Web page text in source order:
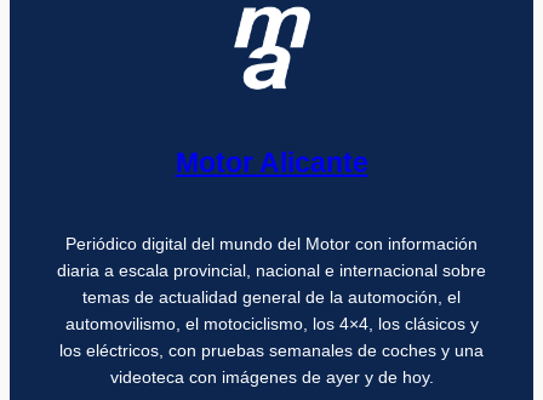
Motor Alicante
Periódico digital del mundo del Motor con información
diaria a escala provincial, nacional e internacional sobre
temas de actualidad general de la automoción, el
automovilismo, el motociclismo, los 4×4, los clásicos y
los eléctricos, con pruebas semanales de coches y una
videoteca con imágenes de ayer y de hoy.